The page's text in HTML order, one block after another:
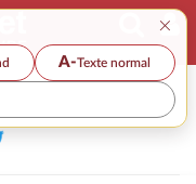
×
A-Texte normal